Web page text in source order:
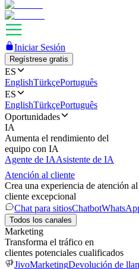
Iniciar Sesión
Regístrese gratis
ES
EnglishTürkçePortuguês
ES
EnglishTürkçePortuguês
Oportunidades
IA
Aumenta el rendimiento del
equipo con IA
Agente de IAAsistente de IA
Atención al cliente
Crea una experiencia de atención al
cliente excepcional
Chat para sitiosChatbot
Todos los canales
Marketing
Transforma el tráfico en
clientes potenciales cualificados
JivoMarketingDevolución de